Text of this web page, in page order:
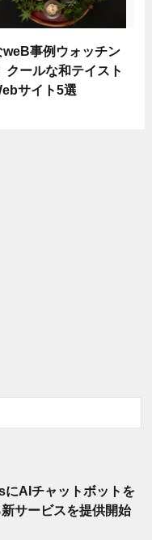
weB事例ウォッチン
クールな和テイスト
サイト5選
AIチャットボットを
サービスを提供開始